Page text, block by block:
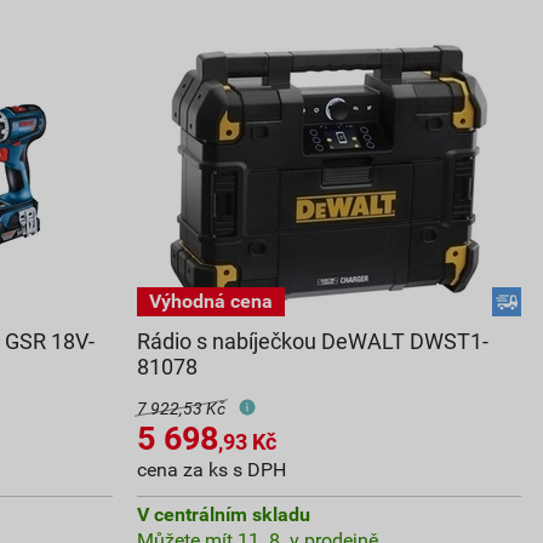
18V-
Rádio s nabíječkou DeWALT DWST1-
81078
7 922,53 Kč
5 698,93Kč
cena za ks s DPH
V centrálním skladu